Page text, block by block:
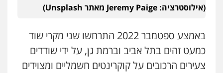
פלילי מעצרים וחקירות פשיעה חמורה
נוער רישום פלילי
0522763105
(אילוסטרציה: Jeremy Paige מאתר Unsplash)
באמצע ספטמבר 2022 התרחשו שני מקרי שוד
כמעט זהים בתל אביב וברמת גן, על ידי שודדים
צעירים הרכובים על קוקרינטים חשמליים ומצוידים